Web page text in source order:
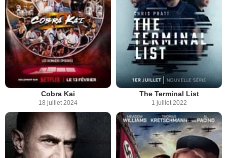
Cobra Kai
18 juillet 2024
The Terminal List
1 juillet 2022